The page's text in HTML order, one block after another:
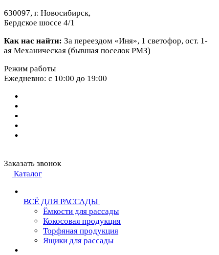
630097, г. Новосибирск,
Бердское шоссе 4/1
Как нас найти: За переездом «Иня», 1 светофор, ост. 1-
ая Механическая (бывшая поселок РМЗ)
Режим работы
Ежедневно: с 10:00 до 19:00
Заказать звонок
Каталог
ВСЁ ДЛЯ РАССАДЫ
Ёмкости для рассады
Кокосовая продукция
Торфяная продукция
Ящики для рассады